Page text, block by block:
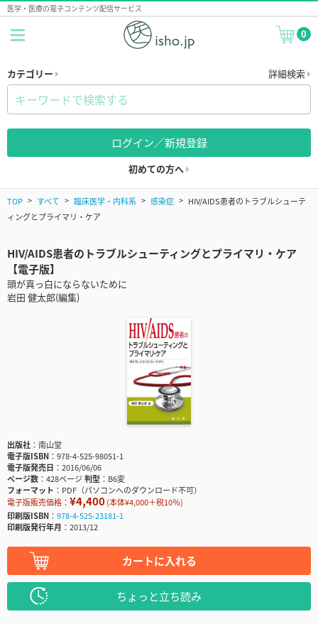
医学・医療の電子コンテンツ配信サービス
0
カテゴリー 詳細検索
ログイン／新規登録
初めての方へ
TOP すべて 臨床医学・内科系 感染症
HIV/AIDS患者のトラブルシューテ
ィングとプライマリ・ケア
HIV/AIDS患者のトラブルシューティングとプライマリ・ケア
【電子版】
頭が真っ白にならないために
岩田 健太郎(編集)
出版社
南山堂
電子版ISBN
978-4-525-98051-1
電子版発売日
2016/06/06
ページ数
428ページ判型
B6変
フォーマット
PDF（パソコンへのダウンロード不可）
電子版販売価格： ¥4,400(本体¥4,000＋税10％)
印刷版ISBN
978-4-525-23181-1
印刷版発行年月
2013/12
カートに入れる
ちょっと立ち読み